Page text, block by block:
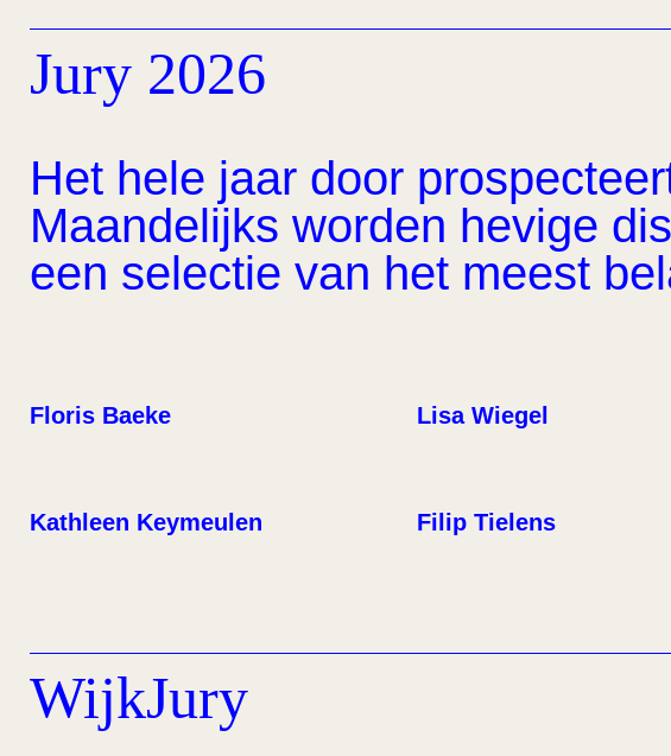
Jury 2026
Het hele jaar door
Maandelijks worden hevige
een selectie van het meest
Floris Baeke Lisa Wiegel
Kathleen Keymeulen Filip Tielens
WijkJury